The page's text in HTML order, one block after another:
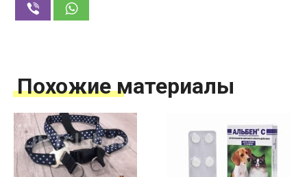
Похожие материалы